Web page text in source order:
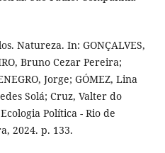
Natureza. In: GONÇALVES,
Bruno Cezar Pereira;
Jorge; GÓMEZ, Lina
Solá; Cruz, Valter do
Política - Rio de
2024. p. 133.